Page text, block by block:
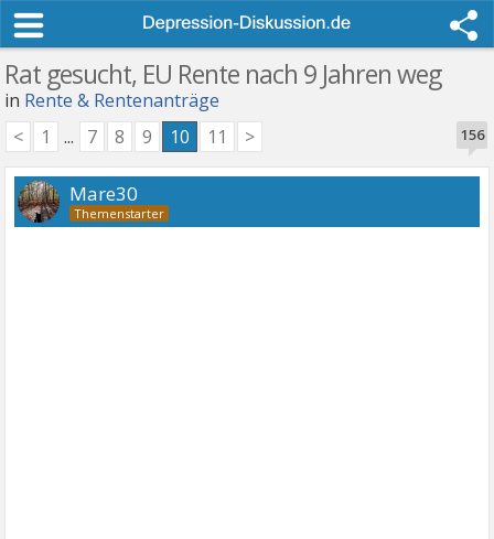
Rat gesucht, EU Rente nach 9 Jahren weg
in Rente & Rentenanträge
156
< 1 ... 7 8 9 10 11 >
Mare30